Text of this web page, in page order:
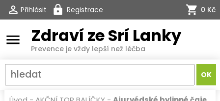
Přihlásit Registrace 0 Kč
menu Zdraví ze Srí Lanky
Prevence je vždy lepší než léčba